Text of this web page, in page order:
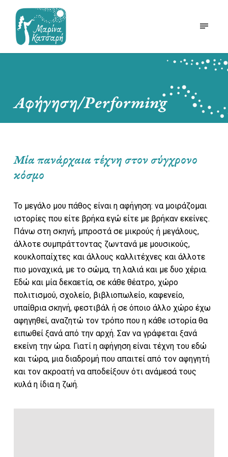
Αφήγηση/Performing
Μία πανάρχαια τέχνη στον σύγχρονο
κόσμο
Το μεγάλο μου πάθος είναι η αφήγηση: να μοιράζομαι
ιστορίες που είτε βρήκα εγώ είτε με βρήκαν εκείνες.
Πάνω στη σκηνή, μπροστά σε μικρούς ή μεγάλους,
άλλοτε συμπράττοντας ζωντανά με μουσικούς,
κουκλοπαίχτες και άλλους καλλιτέχνες και άλλοτε
πιο μοναχικά, με το σώμα, τη λαλιά και με δυο χέρια.
Εδώ και μία δεκαετία, σε κάθε θέατρο, χώρο
πολιτισμού, σχολείο, βιβλιοπωλείο, καφενείο,
υπαίθρια σκηνή, φεστιβάλ ή σε όποιο άλλο χώρο έχω
αφηγηθεί, αναζητώ τον τρόπο που η κάθε ιστορία θα
ειπωθεί ξανά από την αρχή. Σαν να γράφεται ξανά
εκείνη την ώρα. Γιατί η αφήγηση είναι τέχνη του εδώ
και τώρα, μια διαδρομή που απαιτεί από τον αφηγητή
και τον ακροατή να αποδείξουν ότι ανάμεσά τους
κυλά η ίδια η ζωή.